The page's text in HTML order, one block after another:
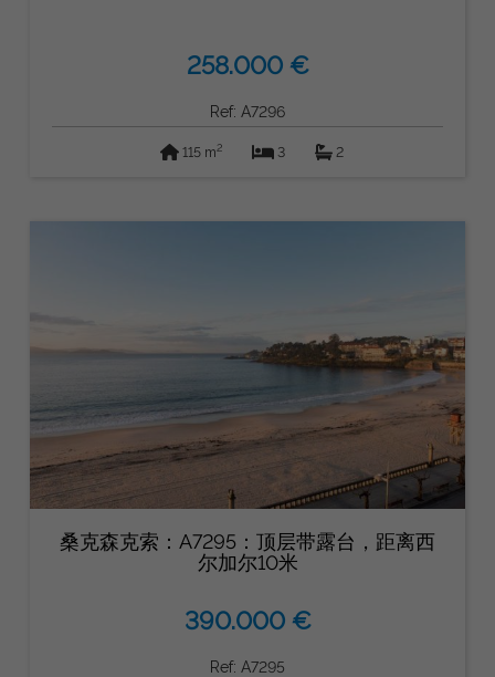
258.000 €
Ref: A7296
115 m2 3 2
桑克森克索：A7295：顶层带露台，距离西
尔加尔10米
390.000 €
Ref: A7295